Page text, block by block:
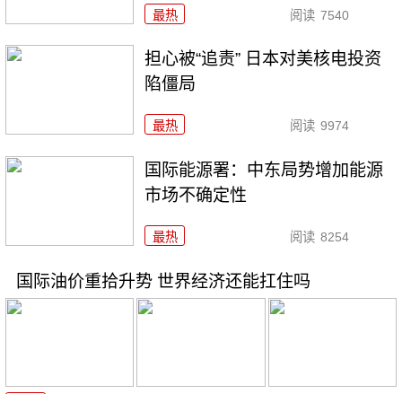
最热 阅读 7540
担心被“追责” 日本对美核电投资
陷僵局
最热 阅读 9974
国际能源署：中东局势增加能源
市场不确定性
最热 阅读 8254
国际油价重拾升势 世界经济还能扛住吗